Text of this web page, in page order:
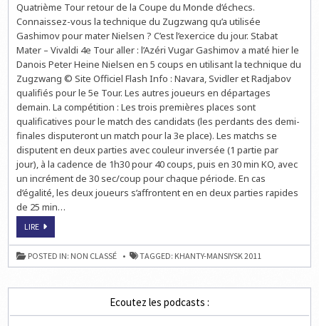
À
MANSIYSK
:
LE
4E
EN
LIVE
À
11H
Quatrième Tour retour de la Coupe du Monde d’échecs.
Connaissez-vous la technique du Zugzwang qu’a utilisée
Gashimov pour mater Nielsen ? C’est l’exercice du jour. Stabat
Mater – Vivaldi 4e Tour aller : l’Azéri Vugar Gashimov a maté hier le
Danois Peter Heine Nielsen en 5 coups en utilisant la technique du
Zugzwang © Site Officiel Flash Info : Navara, Svidler et Radjabov
qualifiés pour le 5e Tour. Les autres joueurs en départages
demain. La compétition : Les trois premières places sont
qualificatives pour le match des candidats (les perdants des demi-
finales disputeront un match pour la 3e place). Les matchs se
disputent en deux parties avec couleur inversée (1 partie par
jour), à la cadence de 1h30 pour 40 coups, puis en 30 min KO, avec
un incrément de 30 sec/coup pour chaque période. En cas
d’égalité, les deux joueurs s’affrontent en en deux parties rapides
de 25 min…
LIREECHECS
KHANTY-
MANSIYSK
:
LE
TOUR
POSTED IN: NON CLASSÉ TAGGED: KHANTY-MANSIYSK 2011
Ecoutez les podcasts :